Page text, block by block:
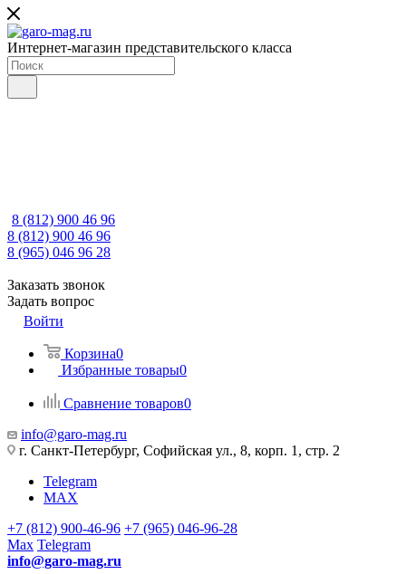
Интернет-магазин представительского класса
8 (812) 900 46 96
8 (812) 900 46 96
8 (965) 046 96 28
Заказать звонок
Задать вопрос
Войти
Корзина0
Избранные товары0
Сравнение товаров0
info@garo-mag.ru
г. Санкт-Петербург, Софийская ул., 8, корп. 1, стр. 2
Telegram
MAX
+7 (812) 900-46-96 +7 (965) 046-96-28
Max Telegram
info@garo-mag.ru